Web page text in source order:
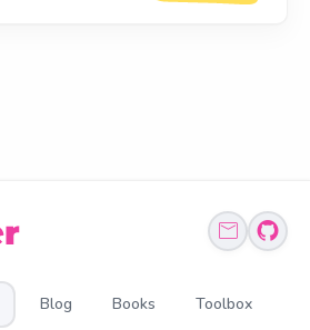
Blog Books Toolbox